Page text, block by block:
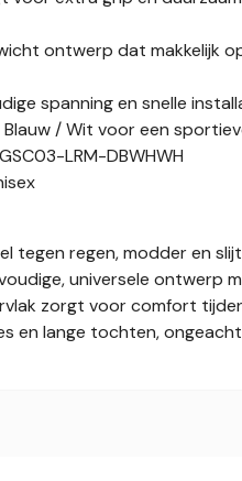
ontwerp dat makkelijk
spanning en snelle
Blauw / Wit voor een
LRM-DBWHWH
tegen regen, modder en
universele ontwerp
zorgt voor comfort
en lange tochten,